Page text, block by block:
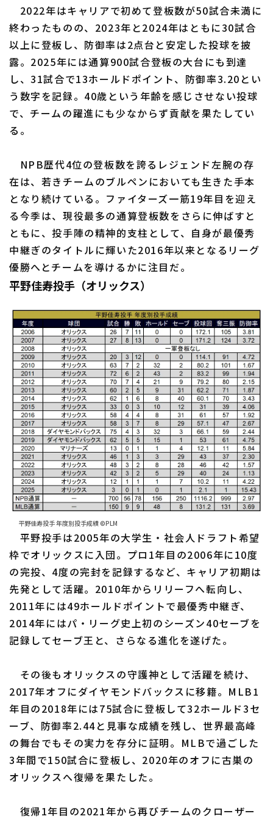
2022年はキャリアで初めて登板数が50試合未満に
終わったものの、2023年と2024年はともに30試合
以上に登板し、防御率は2点台と安定した投球を披
露。2025年には通算900試合登板の大台にも到達
し、31試合で13ホールドポイント、防御率3.20とい
う数字を記録。40歳という年齢を感じさせない投球
で、チームの躍進にも少なからず貢献を果たしてい
る。
NPB歴代4位の登板数を誇るレジェンド左腕の存
在は、若きチームのブルペンにおいても生きた手本
となり続けている。ファイターズ一筋19年目を迎え
る今季は、現役最多の通算登板数をさらに伸ばすと
ともに、投手陣の精神的支柱として、自身が最優秀
中継ぎのタイトルに輝いた2016年以来となるリーグ
優勝へとチームを導けるかに注目だ。
平野佳寿投手（オリックス）
平野佳寿投手 年度別投手成績 ©PLM
平野投手は2005年の大学生・社会人ドラフト希望
枠でオリックスに入団。プロ1年目の2006年に10度
の完投、4度の完封を記録するなど、キャリア初期は
先発として活躍。2010年からリリーフへ転向し、
2011年には49ホールドポイントで最優秀中継ぎ、
2014年にはパ・リーグ史上初のシーズン40セーブを
記録してセーブ王と、さらなる進化を遂げた。
その後もオリックスの守護神として活躍を続け、
2017年オフにダイヤモンドバックスに移籍。MLB1
年目の2018年には75試合に登板して32ホールド3セ
ーブ、防御率2.44と見事な成績を残し、世界最高峰
の舞台でもその実力を存分に証明。MLBで過ごした
3年間で150試合に登板し、2020年のオフに古巣の
オリックスへ復帰を果たした。
復帰1年目の2021年から再びチームのクローザー